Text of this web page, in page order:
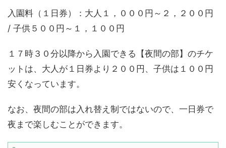
入園料（１日券）：大人１，０００円～２，２００円
/ 子供５００円～１，１００円
１７時３０分以降から入園できる【夜間の部】のチケ
ットは、大人が１日券より２００円、子供は１００円
安くなっています。
なお、夜間の部は入れ替え制ではないので、一日券で
夜まで楽しむことができます。